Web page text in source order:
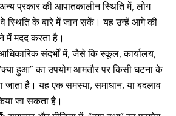
अन्य प्रकार की आपातकालीन स्थिति में, लोग
स्थिति के बारे में जान सकें। यह उन्हें आगे की
में मदद करता है।
संदर्भों में, जैसे कि स्कूल, कार्यालय,
हुआ” का उपयोग आमतौर पर किसी घटना के
जाता है। यह एक समस्या, समाधान, या बदलाव
जा सकता है।